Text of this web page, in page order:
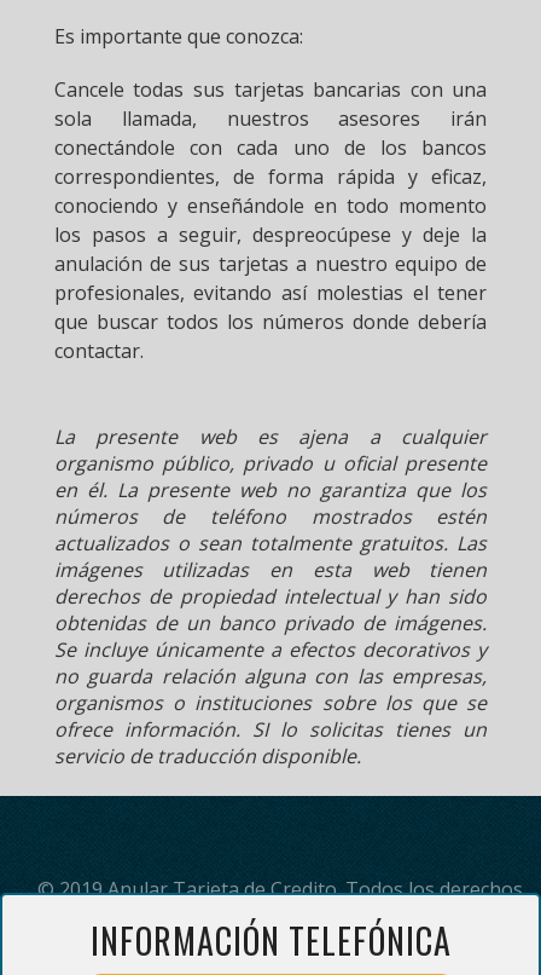
Es importante que conozca:
Cancele todas sus tarjetas bancarias con una
sola llamada, nuestros asesores irán
conectándole con cada uno de los bancos
correspondientes, de forma rápida y eficaz,
conociendo y enseñándole en todo momento
los pasos a seguir, despreocúpese y deje la
anulación de sus tarjetas a nuestro equipo de
profesionales, evitando así molestias el tener
que buscar todos los números donde debería
contactar.
La presente web es ajena a cualquier
organismo público, privado u oficial presente
en él. La presente web no garantiza que los
números de teléfono mostrados estén
actualizados o sean totalmente gratuitos. Las
imágenes utilizadas en esta web tienen
derechos de propiedad intelectual y han sido
obtenidas de un banco privado de imágenes.
Se incluye únicamente a efectos decorativos y
no guarda relación alguna con las empresas,
organismos o instituciones sobre los que se
ofrece información. SI lo solicitas tienes un
servicio de traducción disponible.
© 2019 Anular Tarjeta de Credito. Todos los derechos
reservados.
(*) Servicio de información telefónica prestado por Adding Servicios
INFORMACIÓN TELEFÓNICA